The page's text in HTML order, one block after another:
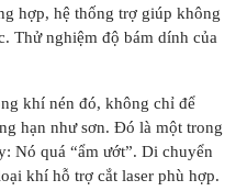
hợp, hệ thống trợ giúp không
Thử nghiệm độ bám dính của
khí nén đó, không chỉ để
hạn như sơn. Đó là một trong
Nó quá “ẩm ướt”. Di chuyển
khí hỗ trợ cắt laser phù hợp.